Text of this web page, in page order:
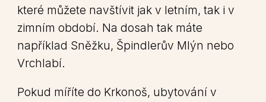
které můžete navštívit jak v letním, tak i v
zimním období. Na dosah tak máte
například Sněžku, Špindlerův Mlýn nebo
Vrchlabí.
Pokud míříte do Krkonoš, ubytování v